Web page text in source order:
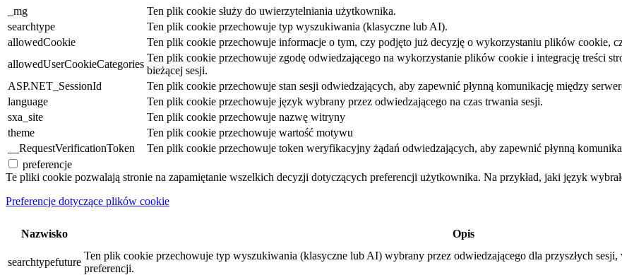
_mg
Ten plik cookie służy do uwierzytelniania użytkownika.
searchtype
Ten plik cookie przechowuje typ wyszukiwania (klasyczne lub AI).
allowedCookie
Ten plik cookie przechowuje informacje o tym, czy podjęto już decyzję o wykorzystaniu plików cookie,
allowedUserCookieCategories
Ten plik cookie przechowuje zgodę odwiedzającego na wykorzystanie plików cookie i integrację treści
bieżącej sesji.
ASP.NET_SessionId
Ten plik cookie przechowuje stan sesji odwiedzających, aby zapewnić płynną komunikację między
language
Ten plik cookie przechowuje język wybrany przez odwiedzającego na czas trwania sesji.
sxa_site
Ten plik cookie przechowuje nazwę witryny
theme
Ten plik cookie przechowuje wartość motywu
__RequestVerificationToken
Ten plik cookie przechowuje token weryfikacyjny żądań odwiedzających, aby zapewnić płynną
preferencje
Te pliki cookie pozwalają stronie na zapamiętanie wszelkich decyzji dotyczących preferencji użytkownika. Na przykład, jaki język
Preferencje dotyczące plików cookie
Nazwisko Opis
searchtypefuture
Ten plik cookie przechowuje typ wyszukiwania (klasyczne lub AI) wybrany przez odwiedzającego dla przyszłych
preferencji.